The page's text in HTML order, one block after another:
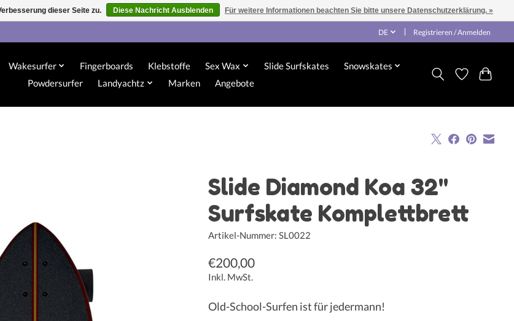
DE Registrieren / Anmelden
Wakesurfer Fingerboards Klebstoffe Sex Wax Slide Surfskates
Snowskates
Powdersurfer
Landyachtz Marken Angebote
Slide Diamond Koa 32"
Surfskate Komplettbrett
Artikel-Nummer: SL0022
€200,00
Inkl. MwSt.
Old-School-Surfen ist für jedermann!
dieser Seite zu. Diese Nachricht Ausblenden Für weitere Informationen beachten Sie bitte unsere Datenschutzerklärung. »